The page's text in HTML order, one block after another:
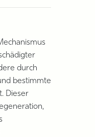
durch
bestimmte
Dieser